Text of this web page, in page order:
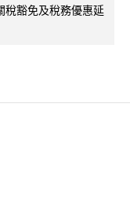
稅豁免及稅務優惠延